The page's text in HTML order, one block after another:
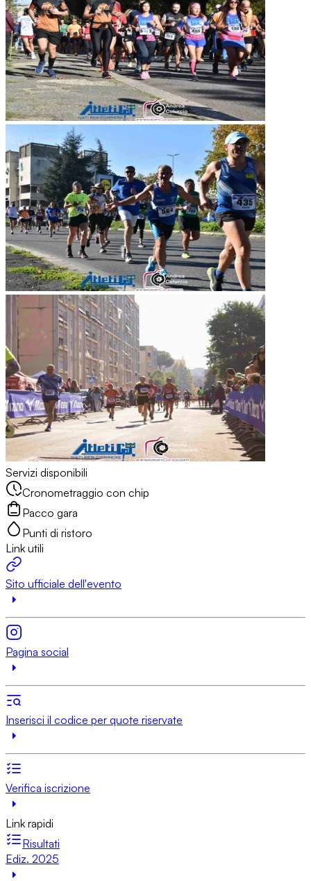
Servizi disponibili
Cronometraggio con chip
Pacco gara
Punti di ristoro
Link utili
Sito ufficiale dell'evento
Pagina social
Inserisci il codice per quote riservate
Verifica iscrizione
Link rapidi
Risultati
Ediz. 2025